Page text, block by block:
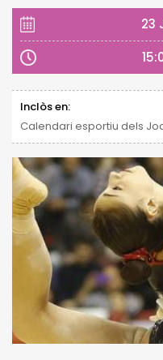
23
Inclòs en:
Calendari esportiu dels